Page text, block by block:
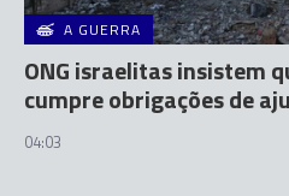
A GUERRA
ONG israelitas insistem
cumpre obrigações de
04:03